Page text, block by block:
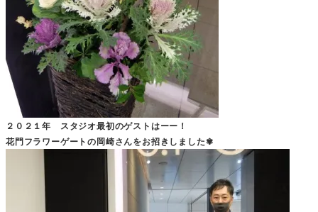
２０２１年 スタジオ最初のゲストはーー！
花門フラワーゲートの岡崎さんをお招きしました✾